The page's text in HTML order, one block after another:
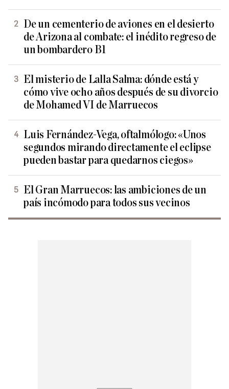
De un cementerio de aviones en el desierto
de Arizona al combate: el inédito regreso de
un bombardero B1
El misterio de Lalla Salma: dónde está y
cómo vive ocho años después de su divorcio
de Mohamed VI de Marruecos
Luis Fernández-Vega, oftalmólogo: «Unos
segundos mirando directamente el eclipse
pueden bastar para quedarnos ciegos»
El Gran Marruecos: las ambiciones de un
país incómodo para todos sus vecinos